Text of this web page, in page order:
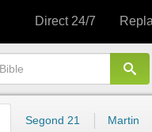
Direct 24/7
Segond 21 Martin